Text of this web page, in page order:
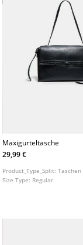
Maxigurteltasche
29,99 €
Product_Type_Split:Taschen
Size Type: Regular